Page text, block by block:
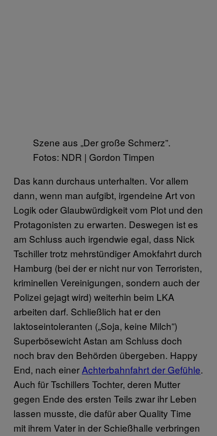
Szene aus „Der große Schmerz”.
Fotos: NDR | Gordon Timpen
Das kann durchaus unterhalten. Vor allem
dann, wenn man aufgibt, irgendeine Art von
Logik oder Glaubwürdigkeit vom Plot und den
Protagonisten zu erwarten. Deswegen ist es
am Schluss auch irgendwie egal, dass Nick
Tschiller trotz mehrstündiger Amokfahrt durch
Hamburg (bei der er nicht nur von Terroristen,
kriminellen Vereinigungen, sondern auch der
Polizei gejagt wird) weiterhin beim LKA
arbeiten darf. Schließlich hat er den
laktoseintoleranten („Soja, keine Milch”)
Superbösewicht Astan am Schluss doch
noch brav den Behörden übergeben. Happy
End, nach einer Achterbahnfahrt der Gefühle.
Auch für Tschillers Tochter, deren Mutter
gegen Ende des ersten Teils zwar ihr Leben
lassen musste, die dafür aber Quality Time
mit ihrem Vater in der Schießhalle verbringen